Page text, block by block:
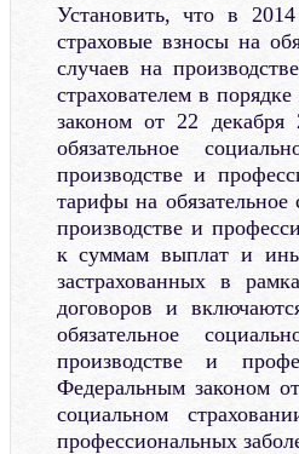
Установить, что в
страховые взносы на
случаев на
страхователем в
законом от 22
обязательное
производстве и
тарифы на обязательное
производстве и
к суммам выплат и
застрахованных в
договоров и
обязательное
производстве и
Федеральным законом
социальном
профессиональных